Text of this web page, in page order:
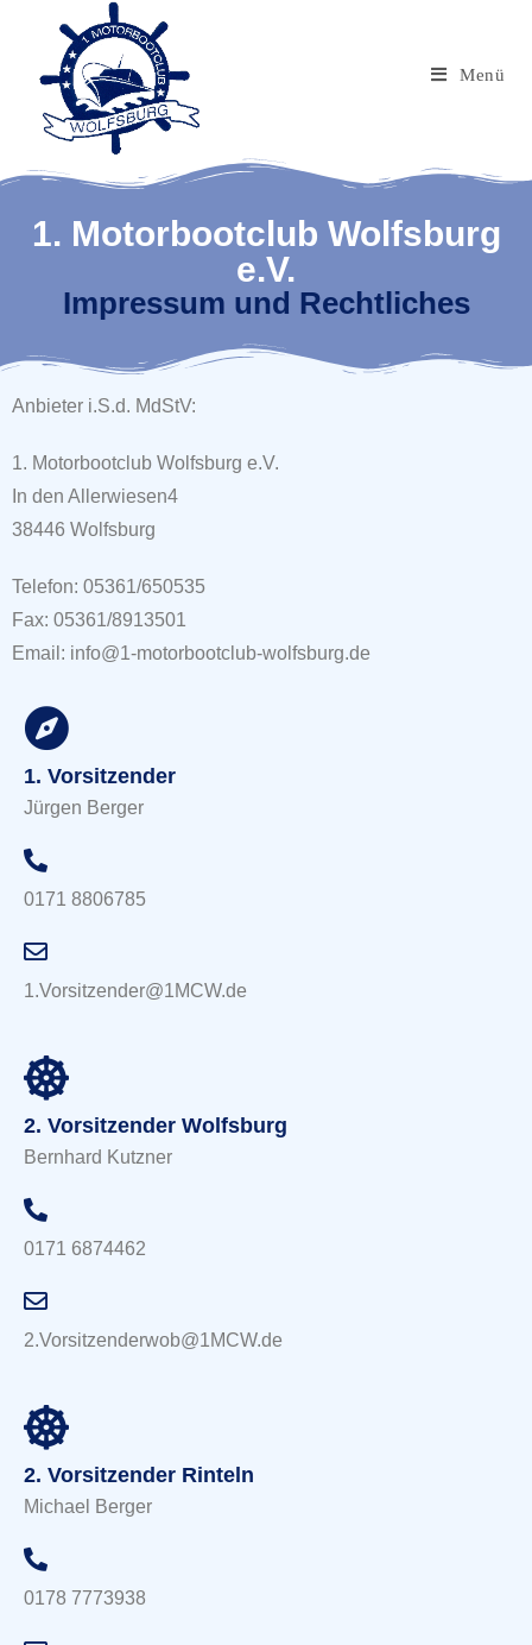
Menü
1. Motorbootclub Wolfsburg
e.V.
Impressum und Rechtliches
Anbieter i.S.d. MdStV:
1. Motorbootclub Wolfsburg e.V.
In den Allerwiesen4
38446 Wolfsburg
Telefon: 05361/650535
Fax: 05361/8913501
Email: info@1-motorbootclub-wolfsburg.de
1. Vorsitzender
Jürgen Berger
0171 8806785
1.Vorsitzender@1MCW.de
2. Vorsitzender Wolfsburg
Bernhard Kutzner
0171 6874462
2.Vorsitzenderwob@1MCW.de
2. Vorsitzender Rinteln
Michael Berger
0178 7773938